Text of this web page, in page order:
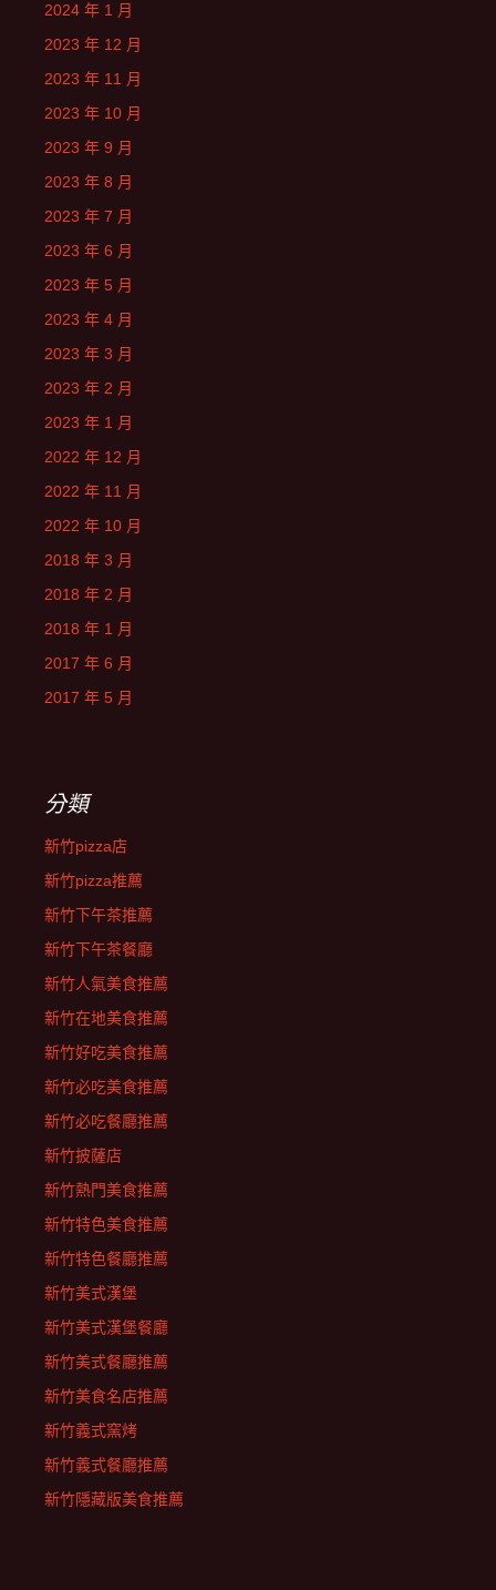
2024 年 1 月
2023 年 12 月
2023 年 11 月
2023 年 10 月
2023 年 9 月
2023 年 8 月
2023 年 7 月
2023 年 6 月
2023 年 5 月
2023 年 4 月
2023 年 3 月
2023 年 2 月
2023 年 1 月
2022 年 12 月
2022 年 11 月
2022 年 10 月
2018 年 3 月
2018 年 2 月
2018 年 1 月
2017 年 6 月
2017 年 5 月
分類
新竹pizza店
新竹pizza推薦
新竹下午茶推薦
新竹下午茶餐廳
新竹人氣美食推薦
新竹在地美食推薦
新竹好吃美食推薦
新竹必吃美食推薦
新竹必吃餐廳推薦
新竹披薩店
新竹熱門美食推薦
新竹特色美食推薦
新竹特色餐廳推薦
新竹美式漢堡
新竹美式漢堡餐廳
新竹美式餐廳推薦
新竹美食名店推薦
新竹義式窯烤
新竹義式餐廳推薦
新竹隱藏版美食推薦